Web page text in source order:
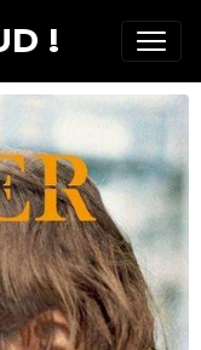
!